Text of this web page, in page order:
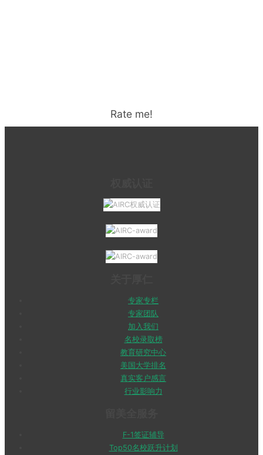
Rate me!
专家专栏
专家团队
加入我们
名校录取榜
教育研究中心
美国大学排名
真实客户感言
行业影响力
F-1签证辅导
Top50名校跃升计划